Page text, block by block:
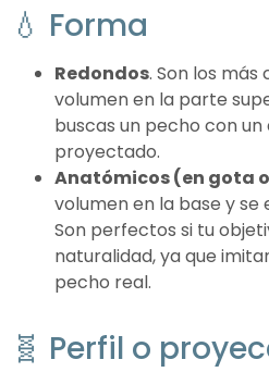
💧 Forma
Redondos. Son los
volumen en la parte
buscas un pecho con
proyectado.
Anatómicos (en gota
volumen en la base y
Son perfectos si tu
naturalidad, ya que
pecho real.
🧬 Perfil o